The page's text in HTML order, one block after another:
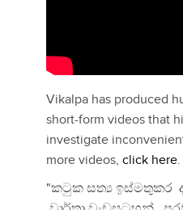
Vikalpa has produced
short-form videos that
investigate
more videos, click here.
"කටුක සත්‍ය ඉස්මතුකර